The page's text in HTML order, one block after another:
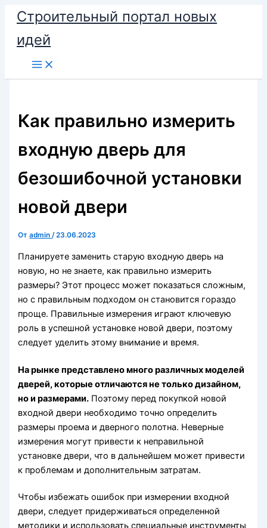
Перейти
содержимому
Строительный портал новых
идей
Как правильно измерить
входную дверь для
безошибочной установки
новой двери
Отadmin/23.06.2023
Планируете заменить старую входную дверь на
новую, но не знаете, как правильно измерить
размеры? Этот процесс может показаться сложным,
но с правильным подходом он становится гораздо
проще. Правильные измерения играют ключевую
роль в успешной установке новой двери, поэтому
следует уделить этому внимание и время.
На рынке представлено много различных моделей
дверей, которые отличаются не только дизайном,
но и размерами. Поэтому перед покупкой новой
входной двери необходимо точно определить
размеры проема и дверного полотна. Неверные
измерения могут привести к неправильной
установке двери, что в дальнейшем может привести
к проблемам и дополнительным затратам.
Чтобы избежать ошибок при измерении входной
двери, следует придерживаться определенной